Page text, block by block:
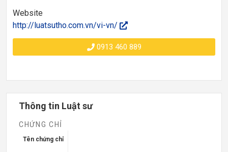
Website
http://luatsutho.com.vn/vi-vn/
0913 460 889
Thông tin Luật sư
CHỨNG CHỈ
Tên chứng chỉ